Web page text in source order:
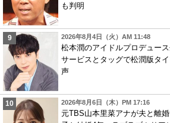
も判明
2026年8月4日（火）AM 11:48
松本潤のアイドルプロデュー
サービスとタッグで松潤版タ
声
2026年8月6日（木）PM 17:16
元TBS山本里菜アナが夫と離